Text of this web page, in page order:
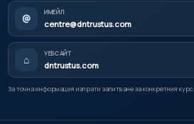
@ ИМЕЙЛ
centre@dntrustus.com
⌂ УЕБСАЙТ
dntrustus.com
За точна информация изпрати запитване за конкретния курс.